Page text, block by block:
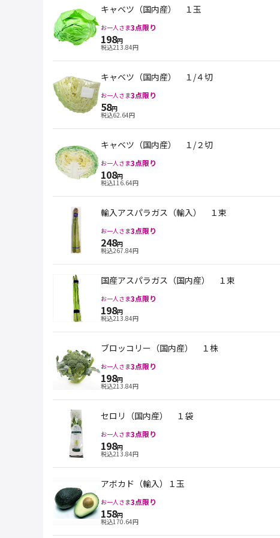
キャベツ（国内産） １玉
お一人さま3点限り
198円
税込213.84円
キャベツ（国内産） １/４切
お一人さま3点限り
58円
税込62.64円
キャベツ（国内産） １/２切
お一人さま3点限り
108円
税込116.64円
輸入アスパラガス（輸入） １束
お一人さま3点限り
248円
税込267.84円
国産アスパラガス（国内産） １束
お一人さま3点限り
198円
税込213.84円
ブロッコリー（国内産） １株
お一人さま3点限り
198円
税込213.84円
セロリ（国内産） １袋
お一人さま3点限り
198円
税込213.84円
アボカド（輸入）１玉
お一人さま3点限り
158円
税込170.64円